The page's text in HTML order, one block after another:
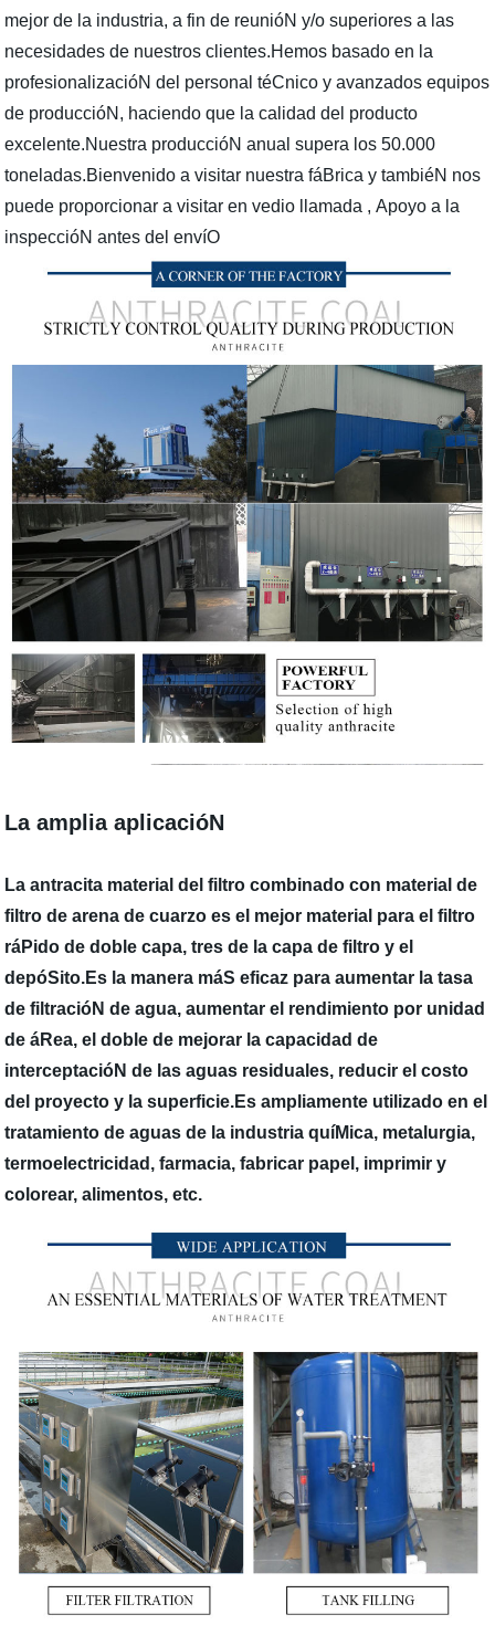
mejor de la industria, a fin de reunióN y/o superiores a las
necesidades de nuestros clientes.Hemos basado en la
profesionalizacióN del personal téCnico y avanzados equipos
de produccióN, haciendo que la calidad del producto
excelente.Nuestra produccióN anual supera los 50.000
toneladas.Bienvenido a visitar nuestra fáBrica y tambiéN nos
puede proporcionar a visitar en vedio llamada , Apoyo a la
inspeccióN antes del envíO
La amplia aplicacióN
La antracita material del filtro combinado con material de
filtro de arena de cuarzo es el mejor material para el filtro
ráPido de doble capa, tres de la capa de filtro y el
depóSito.Es la manera máS eficaz para aumentar la tasa
de filtracióN de agua, aumentar el rendimiento por unidad
de áRea, el doble de mejorar la capacidad de
interceptacióN de las aguas residuales, reducir el costo
del proyecto y la superficie.Es ampliamente utilizado en el
tratamiento de aguas de la industria quíMica, metalurgia,
termoelectricidad, farmacia, fabricar papel, imprimir y
colorear, alimentos, etc.